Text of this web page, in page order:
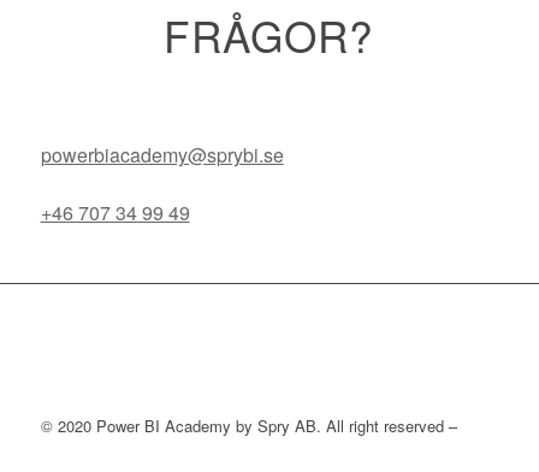
FRÅGOR?
powerbiacademy@sprybi.se
+46 707 34 99 49
© 2020 Power BI Academy by Spry AB. All right reserved –